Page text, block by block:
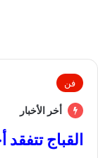
فن
أخر الأخبار
القباج